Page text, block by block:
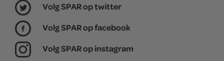
Volg SPAR op twitter
Volg SPAR op facebook
Volg SPAR op instagram